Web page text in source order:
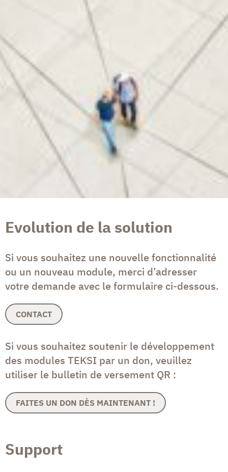
Evolution de la solution
Si vous souhaitez une nouvelle fonctionnalité
ou un nouveau module, merci d’adresser
votre demande avec le formulaire ci-dessous.
CONTACT
Si vous souhaitez soutenir le développement
des modules TEKSI par un don, veuillez
utiliser le bulletin de versement QR :
FAITES UN DON DÈS MAINTENANT !
Support